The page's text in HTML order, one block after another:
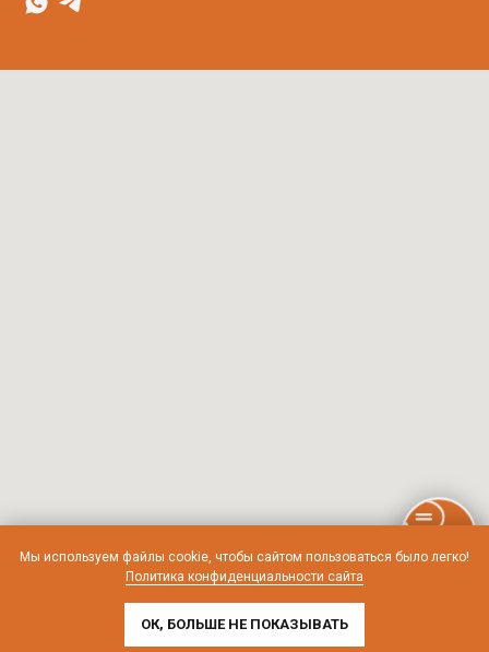
Мы используем файлы cookie, чтобы сайтом пользоваться было легко!
Политика конфиденциальности сайта
ОК, БОЛЬШЕ НЕ ПОКАЗЫВАТЬ